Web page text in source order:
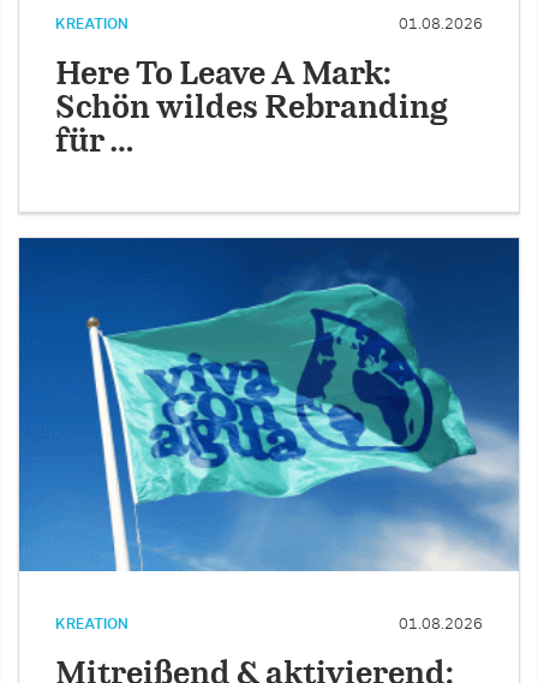
KREATION 01.08.2026
Here To Leave A Mark:
Schön wildes Rebranding
für …
KREATION 01.08.2026
Mitreißend & aktivierend: